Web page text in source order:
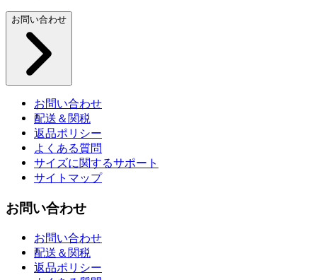
お問い合わせ
お問い合わせ
配送＆関税
返品ポリシー
よくある質問
サイズに関するサポート
サイトマップ
お問い合わせ
お問い合わせ
配送＆関税
返品ポリシー